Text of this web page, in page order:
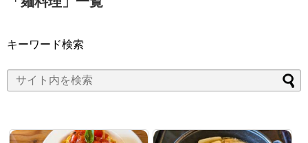
キーワード検索